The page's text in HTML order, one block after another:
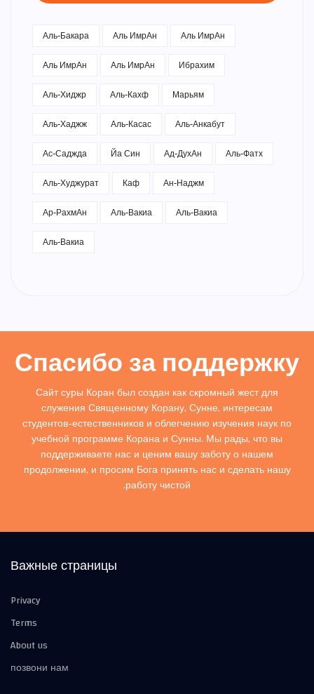
Аль-Бакара Аль ИмрАн
Аль ИмрАн
Аль ИмрАн
Аль ИмрАн
Ибрахим
Аль-Хиджр
Аль-Кахф
Марьям
Аль-Хаджж
Аль-Касас
Аль-Анкабут
Ас-Саджда
Йа Син Ад-ДухАн
Аль-Фатх
Аль-Худжурат
Каф
Ан-Наджм
Ар-РахмАн
Аль-Вакиа
Аль-Вакиа
Аль-Вакиа
Спасибо за поддержку
Сайт суры Коран был создан как скромный жест для
служения Священному Корану, Сунне, интересам
студентов-естественников и облегчению изучения наук по
учебной программе Корана и Сунны. Мы рады, что вы
поддерживаете нас и ценим вашу заботу о нашем
продолжении, и просим Бога принять нас и сделать нашу
работу чистой.
Важные страницы
Privacy
Terms
About us
позвони нам